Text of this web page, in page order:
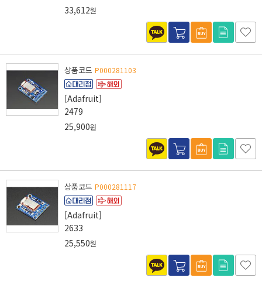
33,612원
상품코드 P000281103
[Adafruit]
2479
25,900원
상품코드 P000281117
[Adafruit]
2633
25,550원